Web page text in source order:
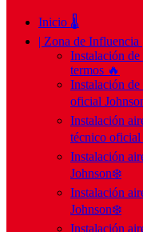
Inicio 🌡️
| Zona de Influencia |
Instalación
termos 🔥
Instalación
oficial
Instalación
técnico
Instalación
Johnson❄️
Instalación
Johnson❄️
Instalación